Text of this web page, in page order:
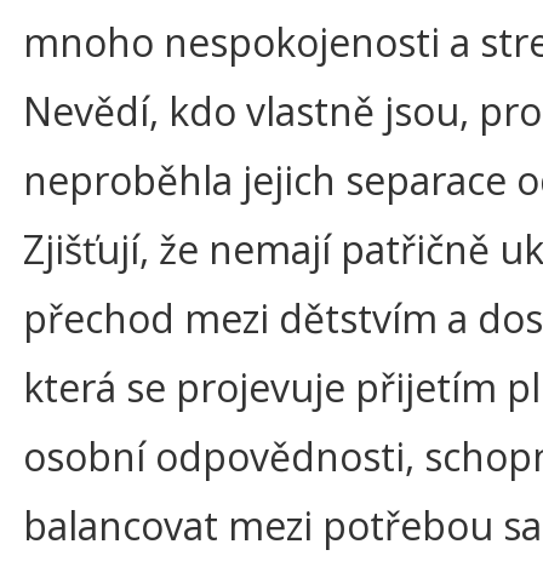
mnoho nespokojenosti a
Nevědí, kdo vlastně jsou,
neproběhla jejich separace
Zjišťují, že nemají patřičně
přechod mezi dětstvím a
která se projevuje přijetím
osobní odpovědnosti,
balancovat mezi potřebou